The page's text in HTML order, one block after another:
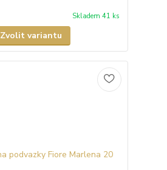
Skladem 41 ks
Zvolit variantu